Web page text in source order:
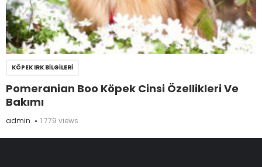
KÖPEK IRK BILGILERI
Pomeranian Boo Köpek Cinsi Özellikleri Ve
Bakımı
admin 1.779 views